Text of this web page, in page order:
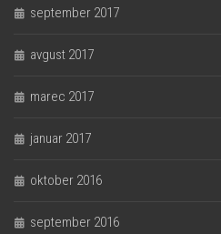
september 2017
avgust 2017
marec 2017
januar 2017
oktober 2016
september 2016